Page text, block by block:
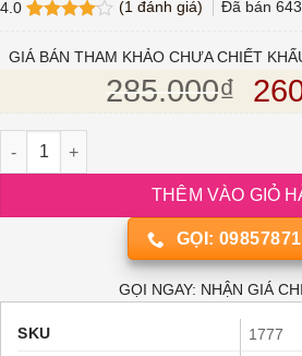
4.0
5 dựa
(1 đánh giá) Đã bán 643
GIÁ BÁN THAM KHẢO CHƯA CHIẾT
285.000₫
Rượu vang Pháp Georges Duboeuf
THÊM VÀO GIỎ
GỌI:
GỌI NGAY: NHẬN GIÁ
SKU
1777